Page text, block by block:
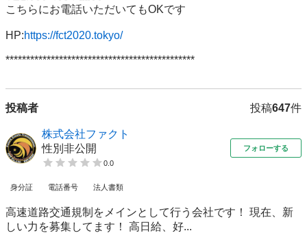
こちらにお電話いただいてもOKです
HP:https://fct2020.tokyo/
**********************************************
投稿者 投稿647件
株式会社ファクト
性別非公開
0.0
フォローする
身分証 電話番号 法人書類
高速道路交通規制をメインとして行う会社です！ 現在、新
しい力を募集してます！ 高日給、好...